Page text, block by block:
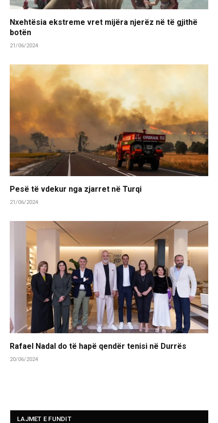
Nxehtësia ekstreme vret mijëra njerëz në të gjithë
botën
21/06/2024
Pesë të vdekur nga zjarret në Turqi
21/06/2024
Rafael Nadal do të hapë qendër tenisi në Durrës
20/06/2024
LAJMET E FUNDIT